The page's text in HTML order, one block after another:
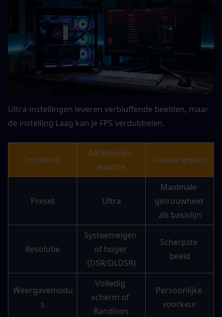
Ultra-instellingen leveren verbluffende beelden, maar
de instelling Laag kan je FPS verdubbelen.
Instelling
Aanbevolen
waarde
Visuele impact
Preset Ultra
Maximale
getrouwheid
als basislijn
Resolutie
Systeemeigen
of hoger
(DSR/DLDSR)
Scherpste
beeld
Weergavemodu
s
Volledig
scherm of
Randloos
Persoonlijke
voorkeur